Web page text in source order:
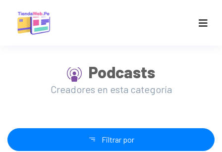
Podcasts
Creadores en esta categoría
Filtrar por